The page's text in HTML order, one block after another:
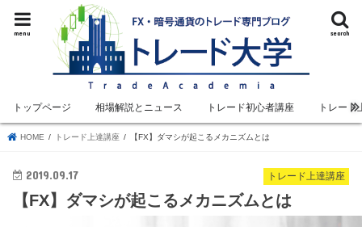
search
menu
トップページ 相場解説とニュース トレード初心者講座 トレード
HOME トレード上達講座 【FX】ダマシが起こるメカニズムとは
トレード上達講座
2019.09.17
【FX】ダマシが起こるメカニズムとは